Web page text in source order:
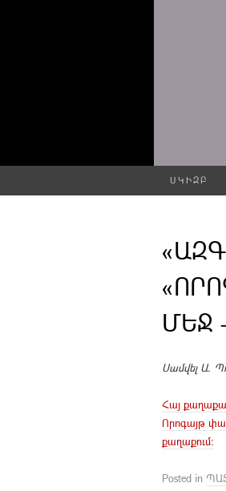
ՍԿԻԶԲ
ՄԵՋ
Սամվել Ա.
Հայ
Որոգայթ
քաղաքում:
Posted in